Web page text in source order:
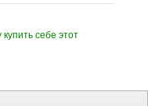
себе этот